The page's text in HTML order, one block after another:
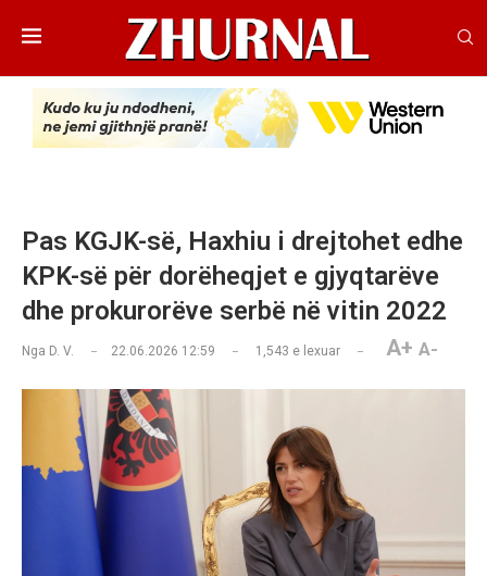
Pas KGJK-së, Haxhiu i drejtohet edhe
KPK-së për dorëheqjet e gjyqtarëve
dhe prokurorëve serbë në vitin 2022
Nga D. V. 22.06.2026 12:59 1,543 e lexuar A+ A-